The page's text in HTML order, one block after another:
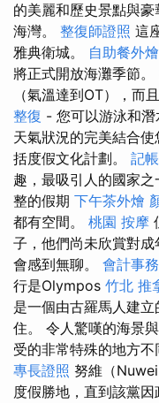
的美麗和歷史景點與
海灣。 整復師證照 這
雅典衛城。 自助餐外燴
將正式開放海灘季節。
（氣溫達到OT），而
整復 - 您可以游泳和潛
天氣狀況的完美結合
括度假文化計劃。 記
趣，最吸引人的國家
整的假期 下午茶外燴
都有空間。 桃園 按摩
子，他們尚未欣賞對
會感到無聊。 會計事
行是Olympos 竹北 推
是一個由古羅馬人建
住。 令人驚嘆的海景
受的非常特殊的地方不
專長證照 努維（
度假勝地，直到該黨